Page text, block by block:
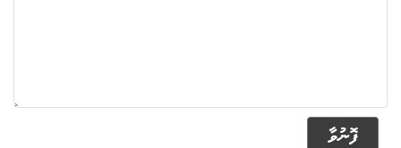
ފޮނުވާ